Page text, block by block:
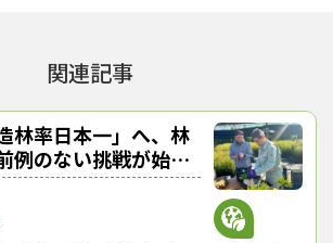
政ニュース』編集部
さまで、1994年の創刊から32年目に
した！ これからも皆様の手となり足
、最新の耳寄り情報をお届けしてまい
。
関連記事
林率日本一」へ、林
例のない挑戦が始ま